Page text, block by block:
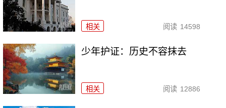
相关 阅读 14598
少年护证：历史不容抹去
相关 阅读 12886